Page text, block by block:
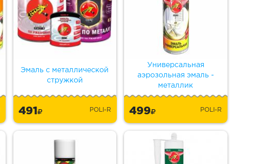
Эмаль с металлической
стружкой
491 POLI-R
Универсальная
аэрозольная эмаль -
металлик
499 POLI-R